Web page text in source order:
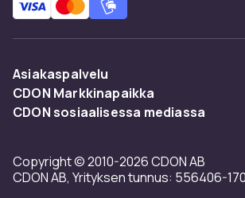
Asiakaspalvelu
Usein kysyttyä (UKK)
Peruuta & palauta tästä
CDON Markkinapaikka
Merchant Help Center
CDON sosiaalisessa mediassa
Copyright © 2010-2026 CDON AB
CDON AB, Yrityksen tunnus: 556406-